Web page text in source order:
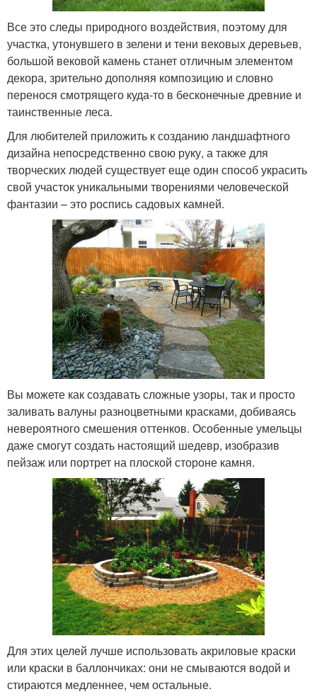
Все это следы природного воздействия, поэтому для
участка, утонувшего в зелени и тени вековых деревьев,
большой вековой камень станет отличным элементом
декора, зрительно дополняя композицию и словно
перенося смотрящего куда-то в бесконечные древние и
таинственные леса.
Для любителей приложить к созданию ландшафтного
дизайна непосредственно свою руку, а также для
творческих людей существует еще один способ украсить
свой участок уникальными творениями человеческой
фантазии – это роспись садовых камней.
Вы можете как создавать сложные узоры, так и просто
заливать валуны разноцветными красками, добиваясь
невероятного смешения оттенков. Особенные умельцы
даже смогут создать настоящий шедевр, изобразив
пейзаж или портрет на плоской стороне камня.
Для этих целей лучше использовать акриловые краски
или краски в баллончиках: они не смываются водой и
стираются медленнее, чем остальные.